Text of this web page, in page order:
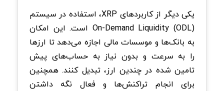
یکی دیگر از کاربردهای XRP، استفاده در سیستم
On-Demand Liquidity (ODL) است. این امکان
به بانک‌ها و موسسات مالی اجازه می‌دهد تا ارزها
را به سرعت و بدون نیاز به حساب‌های پیش
‌تامین شده در چندین ارز، تبدیل کنند. همچنین
برای انجام تراکنش‌ها و فعال نگه داشتن